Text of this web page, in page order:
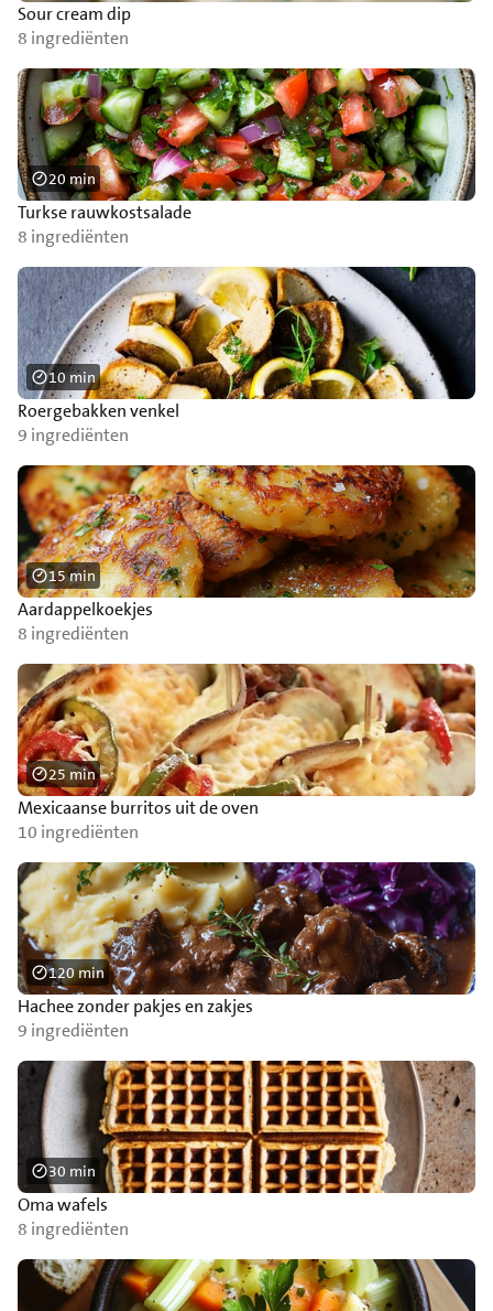
Sour cream dip
8 ingrediënten
Turkse rauwkostsalade
8 ingrediënten
20 min
Roergebakken venkel
9 ingrediënten
10 min
Aardappelkoekjes
8 ingrediënten
15 min
Mexicaanse burritos uit de oven
10 ingrediënten
25 min
Hachee zonder pakjes en zakjes
9 ingrediënten
120 min
Oma wafels
8 ingrediënten
30 min